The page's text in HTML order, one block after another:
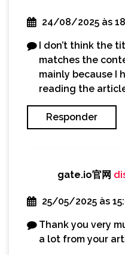
24/08/2025 às
I don’t think the
matches the
mainly because I
reading the
Responder
gate.io官网
25/05/2025 às
Thank you very
a lot from your